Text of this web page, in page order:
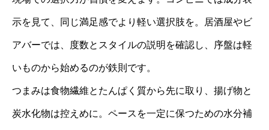
示を見て、同じ満足感でより軽い選択肢を。居酒屋やビ
アバーでは、度数とスタイルの説明を確認し、序盤は軽
いものから始めるのが鉄則です。
つまみは食物繊維とたんぱく質から先に取り、揚げ物と
炭水化物は控えめに。ペースを一定に保つための水分補